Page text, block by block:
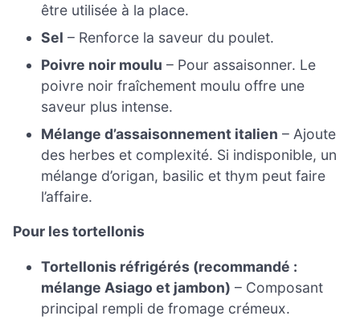
être utilisée à la place.
Sel – Renforce la saveur du poulet.
Poivre noir moulu – Pour assaisonner. Le
poivre noir fraîchement moulu offre une
saveur plus intense.
Mélange d’assaisonnement italien – Ajoute
des herbes et complexité. Si indisponible, un
mélange d’origan, basilic et thym peut faire
l’affaire.
Pour les tortellonis
Tortellonis réfrigérés (recommandé :
mélange Asiago et jambon) – Composant
principal rempli de fromage crémeux.